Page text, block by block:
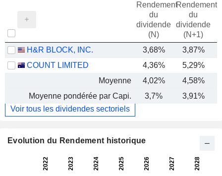
Rendement
du
dividende
(N)
Rendement
du
dividende
(N+1)
H&R BLOCK, INC. 3,68%
3,87%
COUNT LIMITED
4,36% 5,29%
Moyenne
4,02% 4,58%
Moyenne pondérée par Capi.
3,7%
3,91%
Voir tous les dividendes sectoriels
Evolution du Rendement historique